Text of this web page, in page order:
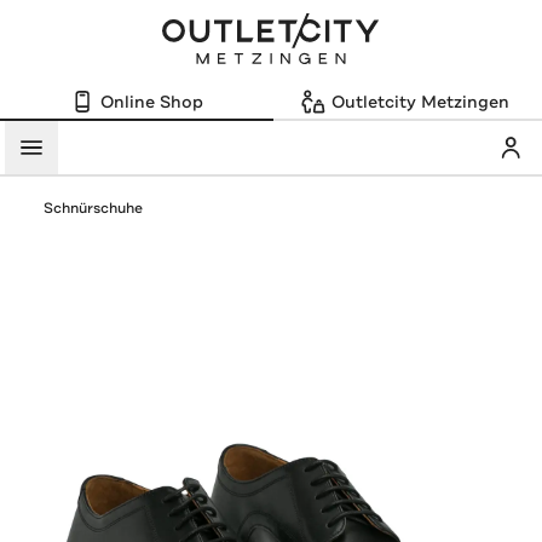
Online Shop Outletcity Metzingen
Menü
Schnürschuhe